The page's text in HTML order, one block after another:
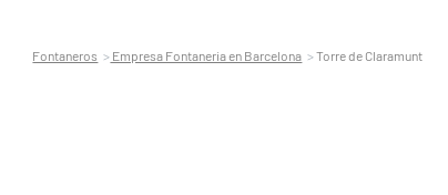
Fontaneros Empresa Fontaneria en Barcelona Torre de Claramunt